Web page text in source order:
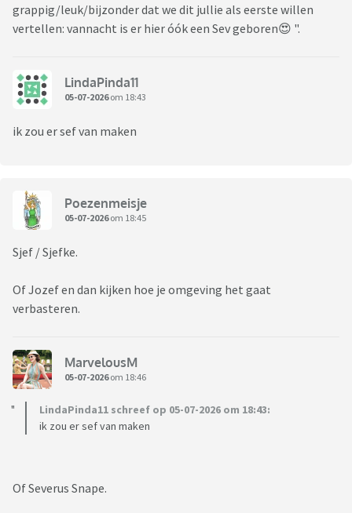
grappig/leuk/bijzonder dat we dit jullie als eerste willen
vertellen: vannacht is er hier óók een Sev geboren😍 ".
LindaPinda11
05-07-2026om 18:43
ik zou er sef van maken
Poezenmeisje
05-07-2026om 18:45
Sjef / Sjefke.
Of Jozef en dan kijken hoe je omgeving het gaat
verbasteren.
MarvelousM
05-07-2026om 18:46
LindaPinda11 schreef op 05-07-2026 om 18:43:
ik zou er sef van maken
Of Severus Snape.